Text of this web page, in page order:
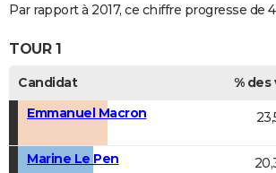
Par rapport à 2017, ce chiffre progresse de
TOUR 1
Candidat % des
Emmanuel Macron
Marine Le Pen